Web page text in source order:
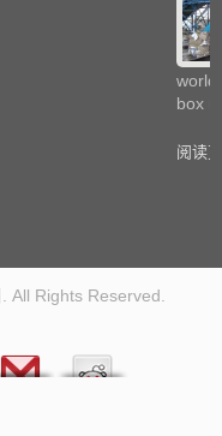
world
box
阅读
. All Rights Reserved.